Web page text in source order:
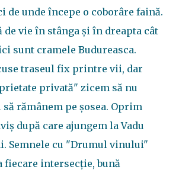
de unde începe o coborâre faină.
de vie în stânga și în dreapta cât
sunt cramele Budureasca.
traseul fix printre vii, dar
privată" zicem să nu
rămânem pe șosea. Oprim
după care ajungem la Vadu
Semnele cu "Drumul vinului"
fiecare intersecție, bună